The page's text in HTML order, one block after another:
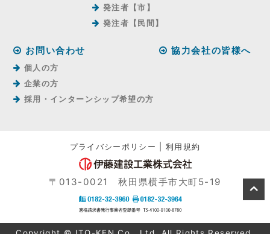
発注者【市】
発注者【⺠間】
お問い合わせ
個人の方
企業の方
採用・インターンシップ希望の方
協力会社の皆様へ
プライバシーポリシー |利用規約
〒013-0021 秋田県横手市大町5-19